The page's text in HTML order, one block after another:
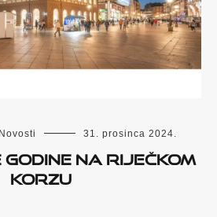
Novosti 31. prosinca 2024.
NA RIJEČKOM
KORZU